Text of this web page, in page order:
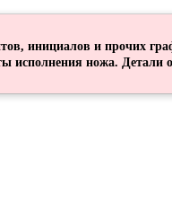
инициалов и прочих
исполнения ножа. Детали